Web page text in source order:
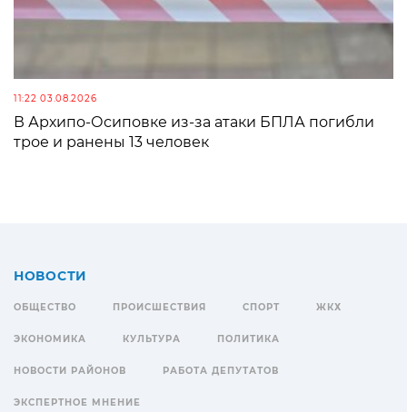
11:22 03.08.2026
В Архипо-Осиповке из-за атаки БПЛА погибли
трое и ранены 13 человек
НОВОСТИ
ОБЩЕСТВО ПРОИСШЕСТВИЯ СПОРТ ЖКХ
ЭКОНОМИКА КУЛЬТУРА ПОЛИТИКА
НОВОСТИ РАЙОНОВ РАБОТА ДЕПУТАТОВ
ЭКСПЕРТНОЕ МНЕНИЕ